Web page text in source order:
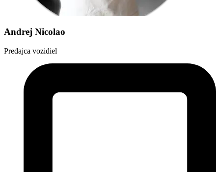
Andrej Nicolao
Predajca vozidiel